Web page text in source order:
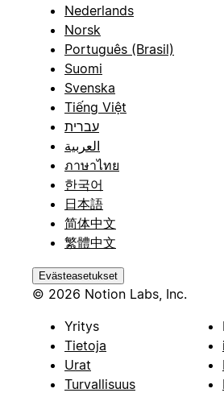
Nederlands
Norsk
Português (Brasil)
Suomi
Svenska
Tiếng Việt
עברית
العربية
ภาษาไทย
한국어
日本語
简体中文
繁體中文
Evästeasetukset
© 2026 Notion Labs, Inc.
Yritys
Tietoja
Urat
Turvallisuus